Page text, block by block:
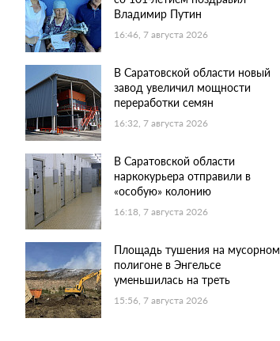
Владимир Путин
16:46, 7 августа 2026
В Саратовской области новый
завод увеличил мощности
переработки семян
16:32, 7 августа 2026
В Саратовской области
наркокурьера отправили в
«особую» колонию
16:18, 7 августа 2026
Площадь тушения на мусорном
полигоне в Энгельсе
уменьшилась на треть
15:56, 7 августа 2026